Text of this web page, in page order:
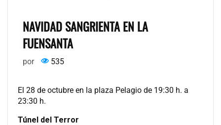
NAVIDAD SANGRIENTA EN LA
FUENSANTA
por 535
El 28 de octubre en la plaza Pelagio de 19:30 h. a
23:30 h.
Túnel del Terror